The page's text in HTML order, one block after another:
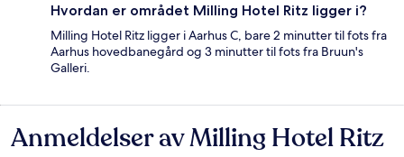
Hvordan er området Milling Hotel Ritz ligger i?
Milling Hotel Ritz ligger i Aarhus C, bare 2 minutter til fots fra
Aarhus hovedbanegård og 3 minutter til fots fra Bruun's
Galleri.
Anmeldelser
Anmeldelser av Milling Hotel Ritz